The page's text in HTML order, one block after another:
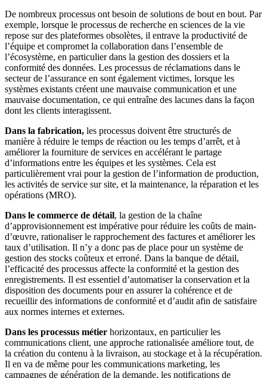
De nombreux processus ont besoin de solutions de bout en bout. Par
exemple, lorsque le processus de recherche en sciences de la vie
repose sur des plateformes obsolètes, il entrave la productivité de
l’équipe et compromet la collaboration dans l’ensemble de
l’écosystème, en particulier dans la gestion des dossiers et la
conformité des données. Les processus de réclamations dans le
secteur de l’assurance en sont également victimes, lorsque les
systèmes existants créent une mauvaise communication et une
mauvaise documentation, ce qui entraîne des lacunes dans la façon
dont les clients interagissent.
Dans la fabrication, les processus doivent être structurés de
manière à réduire le temps de réaction ou les temps d’arrêt, et à
améliorer la fourniture de services en accélérant le partage
d’informations entre les équipes et les systèmes. Cela est
particulièrement vrai pour la gestion de l’information de production,
les activités de service sur site, et la maintenance, la réparation et les
opérations (MRO).
Dans le commerce de détail, la gestion de la chaîne
d’approvisionnement est impérative pour réduire les coûts de main-
d’œuvre, rationaliser le rapprochement des factures et améliorer les
taux d’utilisation. Il n’y a donc pas de place pour un système de
gestion des stocks coûteux et erroné. Dans la banque de détail,
l’efficacité des processus affecte la conformité et la gestion des
enregistrements. Il est essentiel d’automatiser la conservation et la
disposition des documents pour en assurer la cohérence et de
recueillir des informations de conformité et d’audit afin de satisfaire
aux normes internes et externes.
Dans les processus métier horizontaux, en particulier les
communications client, une approche rationalisée améliore tout, de
la création du contenu à la livraison, au stockage et à la récupération.
Il en va de même pour les communications marketing, les
campagnes de génération de la demande, les notifications de